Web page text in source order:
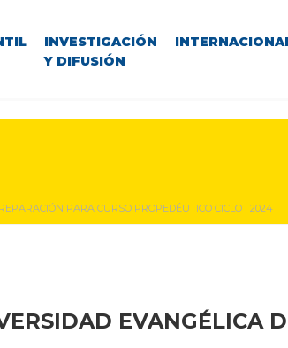
INVESTIGACIÓN
Y DIFUSIÓN
PARA CURSO PROPEDÉUTICO CICLO I 2024
EVANGÉLICA